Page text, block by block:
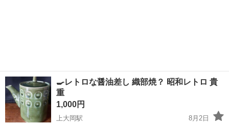
🍳レトロな醤油差し 織部焼？ 昭和レトロ 貴
重
1,000円
上大岡駅
8月2日